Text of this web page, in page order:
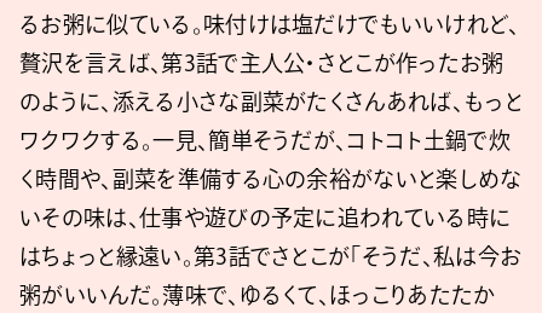
るお粥に似ている。味付けは塩だけでもいいけれど、
贅沢を言えば、第3話で主人公・さとこが作ったお粥
のように、添える小さな副菜がたくさんあれば、もっと
ワクワクする。一見、簡単そうだが、コトコト土鍋で炊
く時間や、副菜を準備する心の余裕がないと楽しめな
いその味は、仕事や遊びの予定に追われている時に
はちょっと縁遠い。第3話でさとこが「そうだ、私は今お
粥がいいんだ。薄味で、ゆるくて、ほっこりあたたか